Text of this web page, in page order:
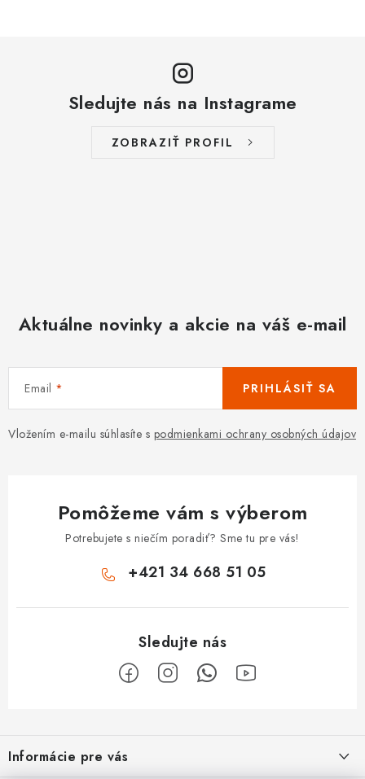
Sledujte nás na Instagrame
ZOBRAZIŤ PROFIL
Aktuálne novinky a akcie na váš e-mail
Email
Vložením e-mailu súhlasíte s podmienkami ochrany osobných údajov
PRIHLÁSIŤ SA
Pomôžeme vám s výberom
Potrebujete s niečím poradiť? Sme tu pre vás!
+421 34 668 51 05
pInformácie pre vás